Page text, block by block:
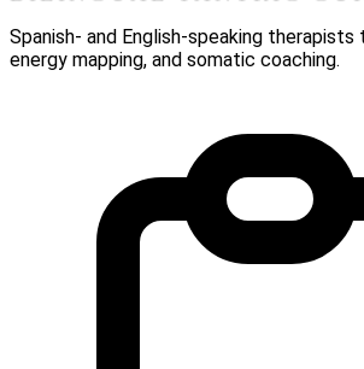
Spanish- and English-speaking therapists
energy mapping, and somatic coaching.